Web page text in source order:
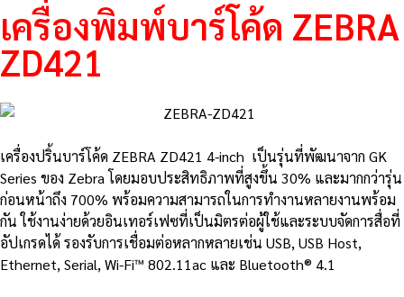
เครื่องพิมพ์บาร์โค้ด ZEBRA
ZD421
เครื่องปริ้นบาร์โค้ด ZEBRA ZD421 4-inch เป็นรุ่นที่พัฒนาจาก GK
Series ของ Zebra โดยมอบประสิทธิภาพที่สูงขึ้น 30% และมากกว่ารุ่น
ก่อนหน้าถึง 700% พร้อมความสามารถในการทำงานหลายงานพร้อม
กัน ใช้งานง่ายด้วยอินเทอร์เฟซที่เป็นมิตรต่อผู้ใช้และระบบจัดการสื่อที่
อัปเกรดได้ รองรับการเชื่อมต่อหลากหลายเช่น USB, USB Host,
Ethernet, Serial, Wi-Fi™ 802.11ac และ Bluetooth® 4.1